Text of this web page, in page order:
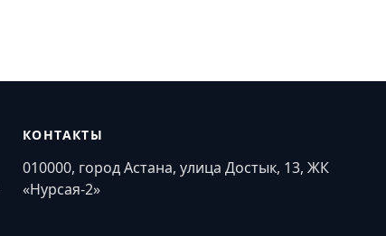
КОНТАКТЫ
010000, город Астана, улица Достык, 13, ЖК
«Нурсая-2»